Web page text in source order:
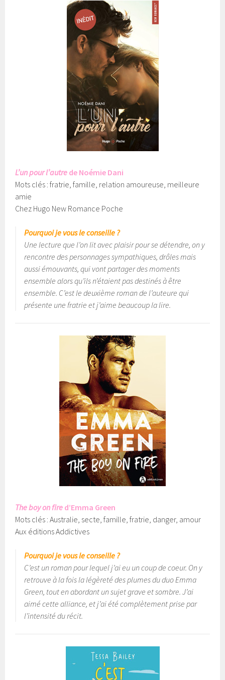
L’un pour l’autre de Noémie Dani
Mots clés : fratrie, famille, relation amoureuse, meilleure
amie
Chez Hugo New Romance Poche
Pourquoi je vous le conseille ?
Une lecture que l’on lit avec plaisir pour se détendre, on y
rencontre des personnages sympathiques, drôles mais
aussi émouvants, qui vont partager des moments
ensemble alors qu’ils n’étaient pas destinés à être
ensemble. C’est le deuxième roman de l’auteure qui
présente une fratrie et j’aime beaucoup la lire.
The boy on fire d’Emma Green
Mots clés : Australie, secte, famille, fratrie, danger, amour
Aux éditions Addictives
Pourquoi je vous le conseille ?
C’est un roman pour lequel j’ai eu un coup de coeur. On y
retrouve à la fois la légèreté des plumes du duo Emma
Green, tout en abordant un sujet grave et sombre. J’ai
aimé cette alliance, et j’ai été complètement prise par
l’intensité du récit.